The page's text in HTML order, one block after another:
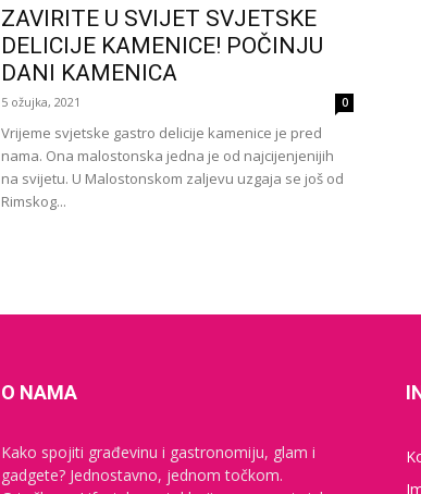
ZAVIRITE U SVIJET SVJETSKE
DELICIJE KAMENICE! POČINJU
DANI KAMENICA
5 ožujka, 2021 0
Vrijeme svjetske gastro delicije kamenice je pred
nama. Ona malostonska jedna je od najcijenjenijih
na svijetu. U Malostonskom zaljevu uzgaja se još od
Rimskog...
O NAMA
Kako spojiti građevinu i gastronomiju, glam i
gadgete? Jednostavno, jednom točkom.